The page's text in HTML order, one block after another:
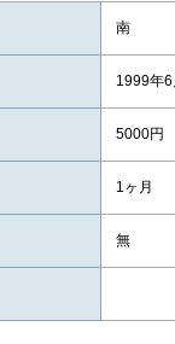
南
1999年6
5000円
1ヶ月
無